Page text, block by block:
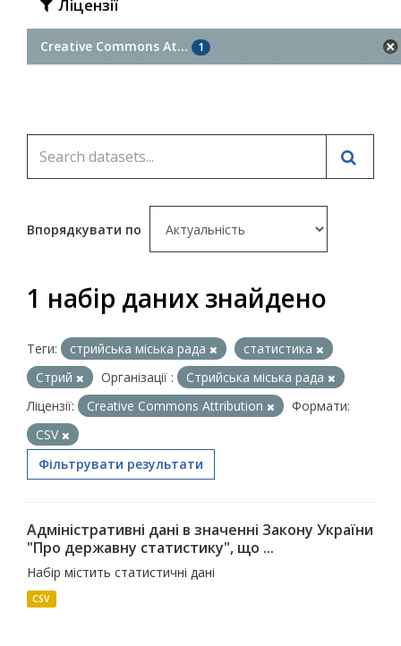
Ліцензії
Creative Commons At... 1
Впорядкувати по
1 набір даних знайдено
Теги: стрийська міська рада
статистика
Стрий
Організації :
Стрийська міська рада
Ліцензії:
Creative Commons Attribution
Формати:
CSV
Фільтрувати результати
Адміністративні дані в значенні Закону України
"Про державну статистику", що ...
Набір містить статистичні дані
CSV